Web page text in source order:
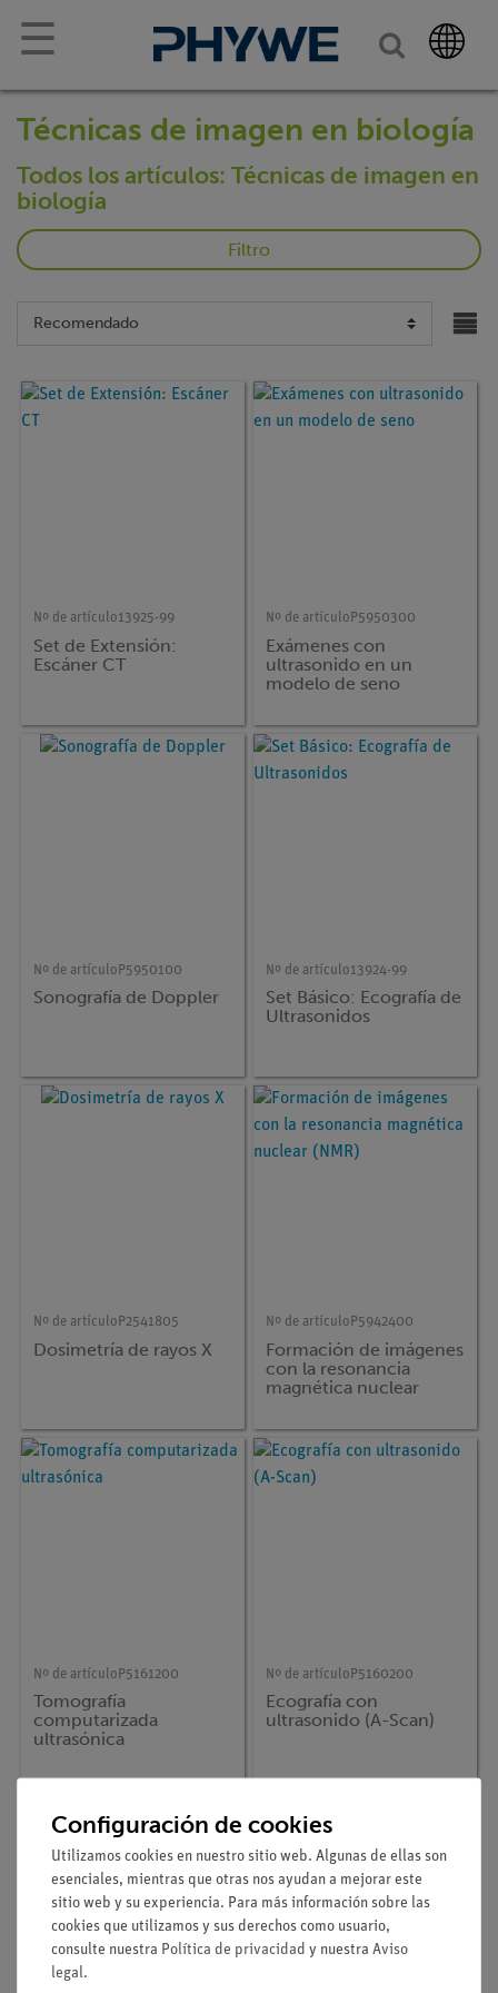
☰
Técnicas de imagen en biología
Todos los artículos: Técnicas de imagen en
biología
Filtro
Nº de artículo13925-99
Set de Extensión:
Escáner CT
Nº de artículo P5950300
Exámenes con
ultrasonido en un
modelo de seno
Nº de artículo P5950100
Sonografía de Doppler
Nº de artículo13924-99
Set Básico: Ecografía de
Ultrasonidos
Nº de artículo P2541805
Dosimetría de rayos X
Nº de artículo P5942400
Formación de imágenes
con la resonancia
magnética nuclear
Nº de artículo P5161200
Tomografía
computarizada
ultrasónica
Nº de artículo P5160200
Ecografía con
ultrasonido (A-Scan)
Configuración de cookies
Utilizamos cookies en nuestro sitio web. Algunas de ellas son
esenciales, mientras que otras nos ayudan a mejorar este
sitio web y su experiencia. Para más información sobre las
cookies que utilizamos y sus derechos como usuario,
consulte nuestra Política de privacidad y nuestra Aviso
legal.